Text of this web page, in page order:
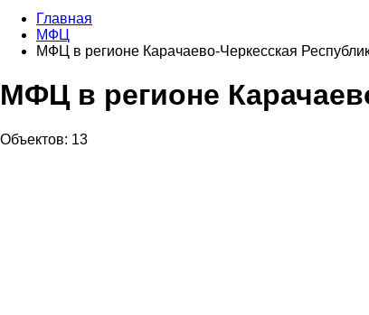
Главная
МФЦ
МФЦ в регионе Карачаево-Черкесская
МФЦ в регионе
Объектов: 13